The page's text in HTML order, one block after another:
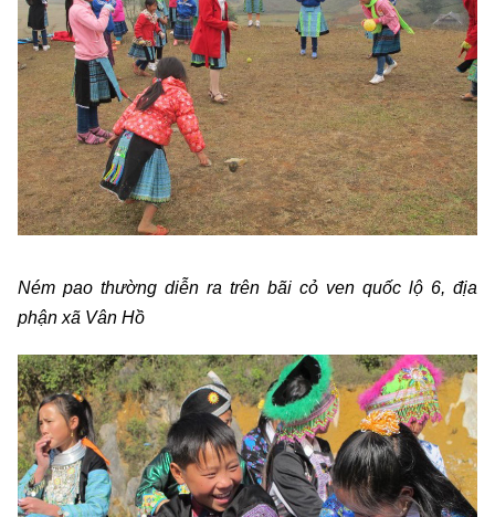
Ném pao thường diễn ra trên bãi cỏ ven quốc lộ 6, địa
phận xã Vân Hồ